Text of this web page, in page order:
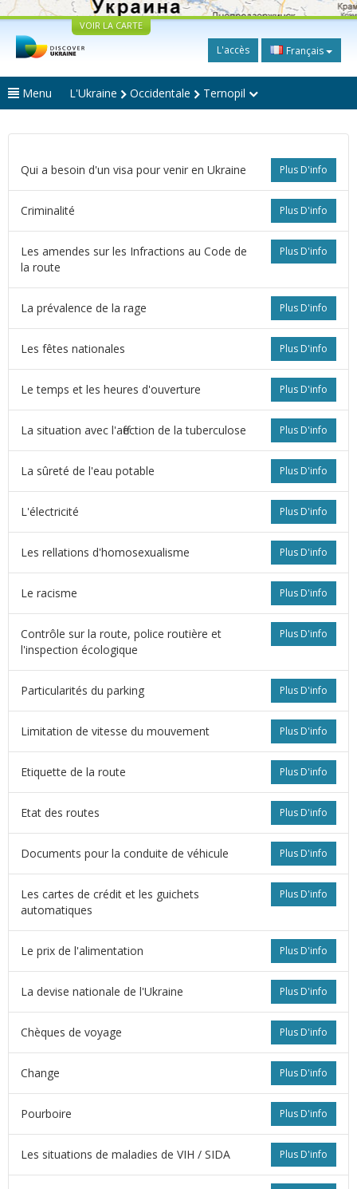
VOIR LA CARTE
L'accès Français
Menu L'Ukraine Occidentale Ternopil
Plus D'info
Qui a besoin d'un visa pour venir en Ukraine
Plus D'info
Criminalité
Plus D'info
Les amendes sur les Infractions au Code de
la route
Plus D'info
La prévalence de la rage
Plus D'info
Les fêtes nationales
Plus D'info
Le temps et les heures d'ouverture
Plus D'info
La situation avec l'affection de la tuberculose
Plus D'info
La sûreté de l'eau potable
Plus D'info
L'électricité
Plus D'info
Les rellations d'homosexualisme
Plus D'info
Le racisme
Plus D'info
Contrôle sur la route, police routière et
l'inspection écologique
Plus D'info
Particularités du parking
Plus D'info
Limitation de vitesse du mouvement
Plus D'info
Etiquette de la route
Plus D'info
Etat des routes
Plus D'info
Documents pour la conduite de véhicule
Plus D'info
Les cartes de crédit et les guichets
automatiques
Plus D'info
Le prix de l'alimentation
Plus D'info
La devise nationale de l'Ukraine
Plus D'info
Сhèques de voyage
Plus D'info
Change
Plus D'info
Pourboire
Plus D'info
Les situations de maladies de VIH / SIDA